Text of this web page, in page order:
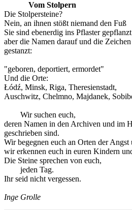
Vom Stolpern
Die Stolpersteine?
Nein, an ihnen stößt niemand den Fuß
Sie sind ebenerdig ins Pflaster gepflanzt
aber die Namen darauf und die
gestanzt:
"geboren, deportiert, ermordet"
Und die Orte:
Łódź, Minsk, Riga, Theresienstadt,
Auschwitz, Chelmno, Majdanek,
Wir suchen euch,
deren Namen in den Archiven und im
geschrieben sind.
Wir begegnen euch an Orten der
wir erkennen euch in euren Kindern
Die Steine sprechen von euch,
jeden Tag.
Ihr seid nicht vergessen.
Inge Grolle